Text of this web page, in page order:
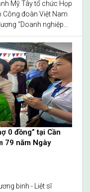
Mỹ Tây tổ chức Họp
Công đoàn Việt Nam
“Doanh nghiệp
tác an sinh xã
0 đồng” tại Cần
79 năm Ngày
binh - Liệt sĩ